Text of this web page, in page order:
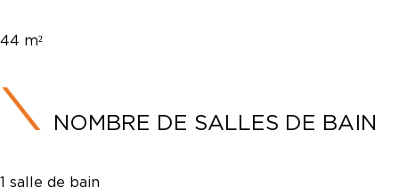
44 m²
NOMBRE DE SALLES DE BAIN
1 salle de bain